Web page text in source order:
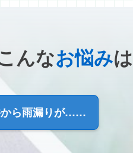
んなお悩みは
ら雨漏りが……